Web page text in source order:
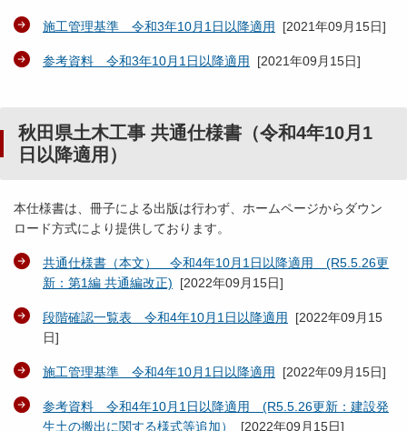
施工管理基準 令和3年10月1日以降適用 [2021年09月15日]
参考資料 令和3年10月1日以降適用 [2021年09月15日]
秋田県土木工事 共通仕様書（令和4年10月1
日以降適用）
本仕様書は、冊子による出版は行わず、ホームページからダウン
ロード方式により提供しております。
共通仕様書（本文） 令和4年10月1日以降適用 (R5.5.26更
新：第1編 共通編改正) [2022年09月15日]
段階確認一覧表 令和4年10月1日以降適用 [2022年09月15
日]
施工管理基準 令和4年10月1日以降適用 [2022年09月15日]
参考資料 令和4年10月1日以降適用 (R5.5.26更新：建設発
生土の搬出に関する様式等追加）
[2022年09月15日]